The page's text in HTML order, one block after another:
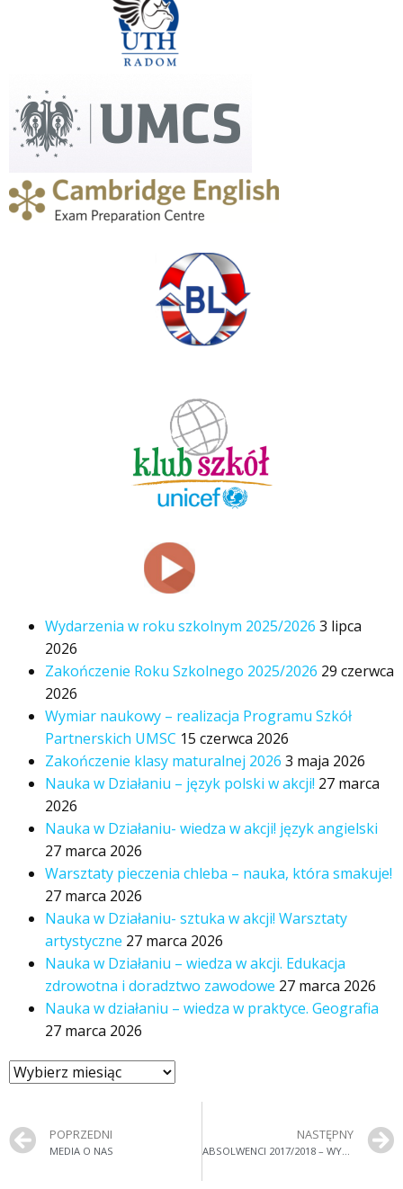
Wydarzenia w roku szkolnym 2025/2026 3 lipca
2026
Zakończenie Roku Szkolnego 2025/2026 29 czerwca
2026
Wymiar naukowy – realizacja Programu Szkół
Partnerskich UMSC 15 czerwca 2026
Zakończenie klasy maturalnej 2026 3 maja 2026
Nauka w Działaniu – język polski w akcji! 27 marca
2026
Nauka w Działaniu- wiedza w akcji! język angielski
27 marca 2026
Warsztaty pieczenia chleba – nauka, która smakuje!
27 marca 2026
Nauka w Działaniu- sztuka w akcji! Warsztaty
artystyczne 27 marca 2026
Nauka w Działaniu – wiedza w akcji. Edukacja
zdrowotna i doradztwo zawodowe 27 marca 2026
Nauka w działaniu – wiedza w praktyce. Geografia
27 marca 2026
POPRZEDNI
MEDIA O NAS
NASTĘPNY
ABSOLWENCI 2017/2018 – WYNIKI MATURY